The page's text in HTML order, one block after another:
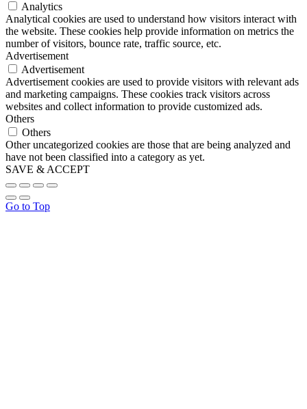
Analytics
Analytical cookies are used to understand how visitors interact with
the website. These cookies help provide information on metrics the
number of visitors, bounce rate, traffic source, etc.
Advertisement
Advertisement
Advertisement cookies are used to provide visitors with relevant ads
and marketing campaigns. These cookies track visitors across
websites and collect information to provide customized ads.
Others
Others
Other uncategorized cookies are those that are being analyzed and
have not been classified into a category as yet.
SAVE & ACCEPT
Go to Top